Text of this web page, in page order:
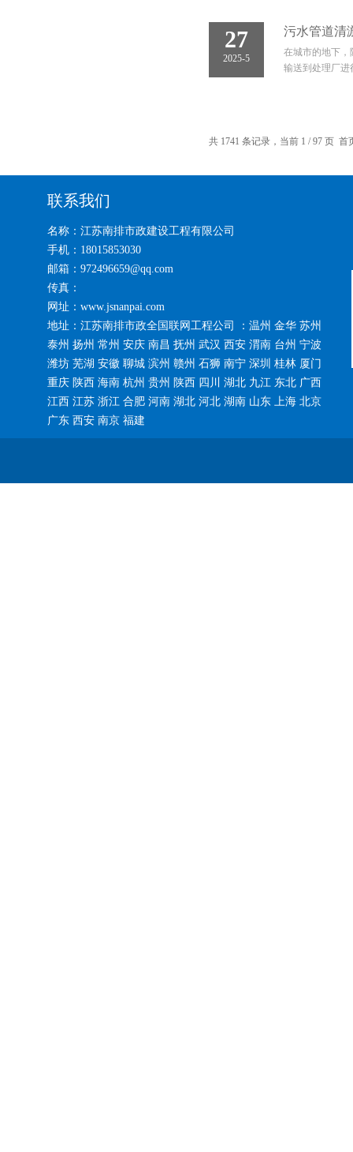
27
2025-5
污水管道清
在城市的地下
输送到处理厂进
共 1741 条记录，当前 1 / 97 页
联系我们
名称：江苏南排市政建设工程有限公司
手机：18015853030
邮箱：972496659@qq.com
传真：
网址：www.jsnanpai.com
地址：江苏南排市政全国联网工程公司 ：温州 金华 苏州
泰州 扬州 常州 安庆 南昌 抚州 武汉 西安 渭南 台州 宁波
潍坊 芜湖 安徽 聊城 滨州 赣州 石狮 南宁 深圳 桂林 厦门
重庆 陕西 海南 杭州 贵州 陕西 四川 湖北 九江 东北 广西
江西 江苏 浙江 合肥 河南 湖北 河北 湖南 山东 上海 北京
广东 西安 南京 福建